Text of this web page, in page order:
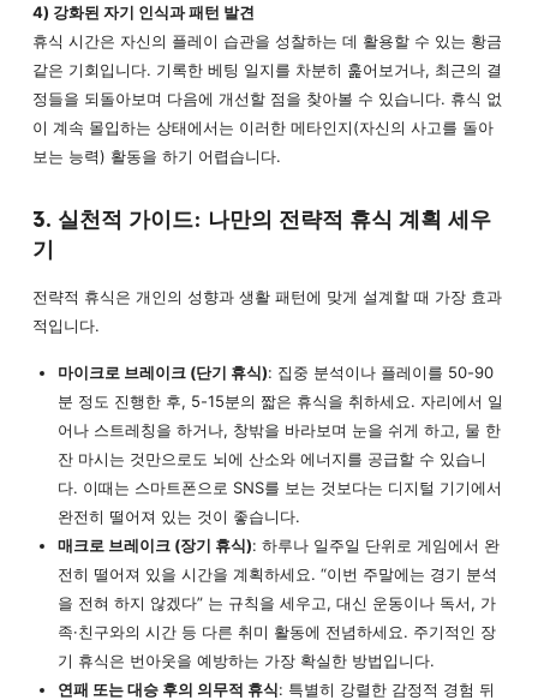
4) 강화된 자기 인식과 패턴 발견
휴식 시간은 자신의 플레이 습관을 성찰하는 데 활용할 수 있는 황금
같은 기회입니다. 기록한 베팅 일지를 차분히 훑어보거나, 최근의 결
정들을 되돌아보며 다음에 개선할 점을 찾아볼 수 있습니다. 휴식 없
이 계속 몰입하는 상태에서는 이러한 메타인지(자신의 사고를 돌아
보는 능력) 활동을 하기 어렵습니다.
3. 실천적 가이드: 나만의 전략적 휴식 계획 세우
기
전략적 휴식은 개인의 성향과 생활 패턴에 맞게 설계할 때 가장 효과
적입니다.
마이크로 브레이크 (단기 휴식): 집중 분석이나 플레이를 50-90
분 정도 진행한 후, 5-15분의 짧은 휴식을 취하세요. 자리에서 일
어나 스트레칭을 하거나, 창밖을 바라보며 눈을 쉬게 하고, 물 한
잔 마시는 것만으로도 뇌에 산소와 에너지를 공급할 수 있습니
다. 이때는 스마트폰으로 SNS를 보는 것보다는 디지털 기기에서
완전히 떨어져 있는 것이 좋습니다.
매크로 브레이크 (장기 휴식): 하루나 일주일 단위로 게임에서 완
전히 떨어져 있을 시간을 계획하세요. “이번 주말에는 경기 분석
을 전혀 하지 않겠다” 는 규칙을 세우고, 대신 운동이나 독서, 가
족·친구와의 시간 등 다른 취미 활동에 전념하세요. 주기적인 장
기 휴식은 번아웃을 예방하는 가장 확실한 방법입니다.
연패 또는 대승 후의 의무적 휴식: 특별히 강렬한 감정적 경험 뒤